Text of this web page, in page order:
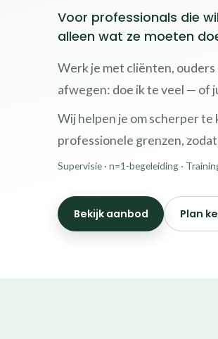
Voor professionals die
alleen wat ze moeten
Werk je met cliënten,
afwegen: doe ik te veel — of
Wij helpen je om scherper te
professionele grenzen,
Supervisie · n=1-begeleiding ·
Bekijk aanbod Plan